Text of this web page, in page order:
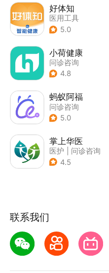
好体知
医用工具
5.0
小荷健康
问诊咨询
4.8
蚂蚁阿福
问诊咨询
5.0
掌上华医
医护
问诊咨询
4.5
联系我们